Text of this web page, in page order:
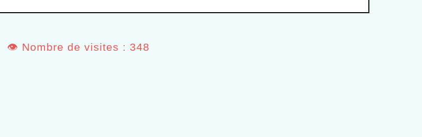
👁️ Nombre de visites : 348